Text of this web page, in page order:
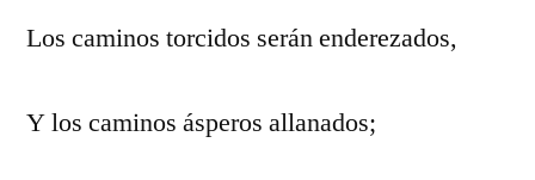
Los caminos torcidos serán enderezados,
Y los caminos ásperos allanados;